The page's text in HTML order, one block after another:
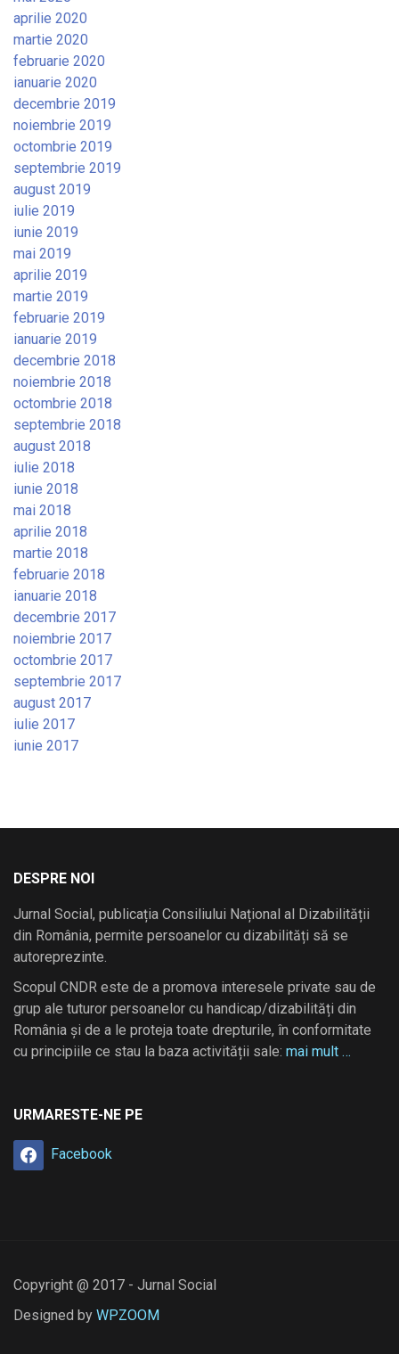
aprilie 2020
martie 2020
februarie 2020
ianuarie 2020
decembrie 2019
noiembrie 2019
octombrie 2019
septembrie 2019
august 2019
iulie 2019
iunie 2019
mai 2019
aprilie 2019
martie 2019
februarie 2019
ianuarie 2019
decembrie 2018
noiembrie 2018
octombrie 2018
septembrie 2018
august 2018
iulie 2018
iunie 2018
mai 2018
aprilie 2018
martie 2018
februarie 2018
ianuarie 2018
decembrie 2017
noiembrie 2017
octombrie 2017
septembrie 2017
august 2017
iulie 2017
iunie 2017
DESPRE NOI
Jurnal Social, publicația Consiliului Național al Dizabilității
din România, permite persoanelor cu dizabilități să se
autoreprezinte.
Scopul CNDR este de a promova interesele private sau de
grup ale tuturor persoanelor cu handicap/dizabilități din
România și de a le proteja toate drepturile, în conformitate
cu principiile ce stau la baza activității sale: mai mult …
URMARESTE-NE PE
Facebook
Copyright @ 2017 - Jurnal Social
Designed by WPZOOM